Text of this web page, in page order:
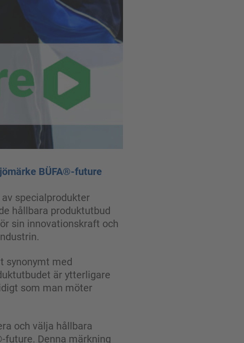
BÜFA®-future
specialprodukter
hållbara produktutbud
sin innovationskraft och
synonymt med
är ytterligare
som man möter
och välja hållbara
future. Denna märkning